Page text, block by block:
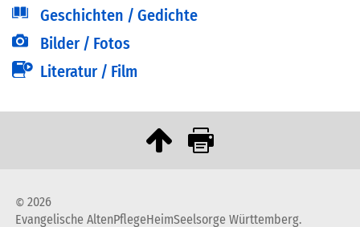
Geschichten / Gedichte
Bilder / Fotos
Literatur / Film
© 2026
Evangelische AltenPflegeHeimSeelsorge Württemberg.